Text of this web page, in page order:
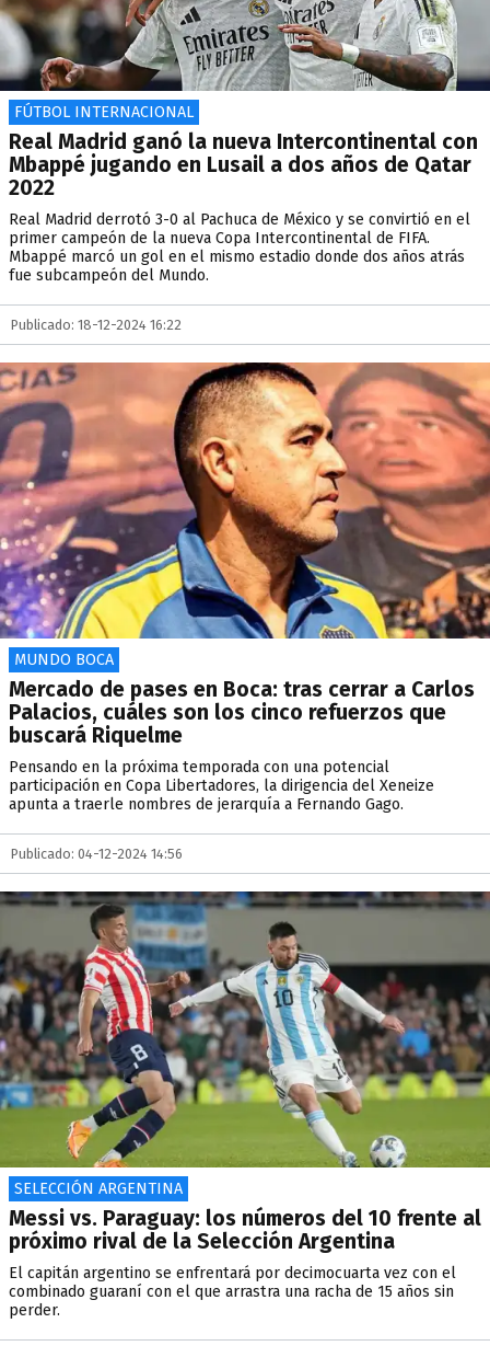
FÚTBOL INTERNACIONAL
Real Madrid ganó la nueva Intercontinental con
Mbappé jugando en Lusail a dos años de Qatar
2022
Real Madrid derrotó 3-0 al Pachuca de México y se convirtió en el
primer campeón de la nueva Copa Intercontinental de FIFA.
Mbappé marcó un gol en el mismo estadio donde dos años atrás
fue subcampeón del Mundo.
Publicado: 18-12-2024 16:22
MUNDO BOCA
Mercado de pases en Boca: tras cerrar a Carlos
Palacios, cuáles son los cinco refuerzos que
buscará Riquelme
Pensando en la próxima temporada con una potencial
participación en Copa Libertadores, la dirigencia del Xeneize
apunta a traerle nombres de jerarquía a Fernando Gago.
Publicado: 04-12-2024 14:56
SELECCIÓN ARGENTINA
Messi vs. Paraguay: los números del 10 frente al
próximo rival de la Selección Argentina
El capitán argentino se enfrentará por decimocuarta vez con el
combinado guaraní con el que arrastra una racha de 15 años sin
perder.